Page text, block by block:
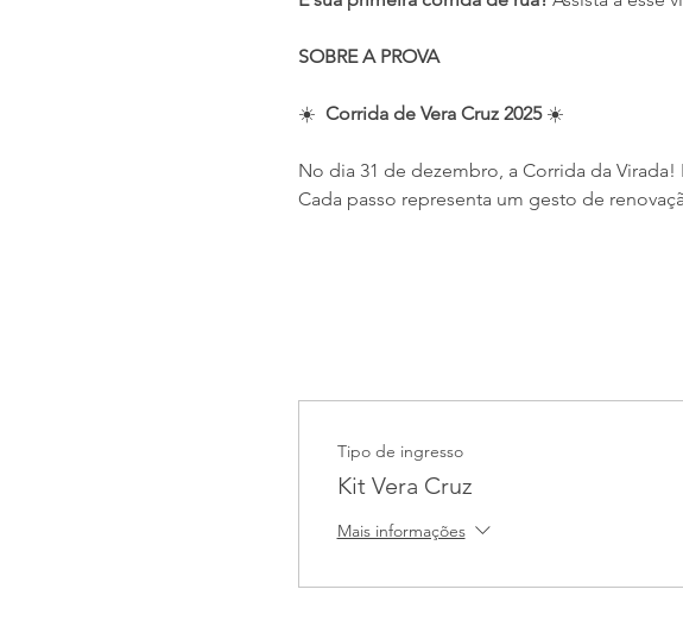
SOBRE A PROVA
☀️ Corrida de Vera Cruz 2025 ☀️
No dia 31 de dezembro, a Corrida da
Cada passo representa um gesto de
Tipo de ingresso
Kit Vera Cruz
Mais informações